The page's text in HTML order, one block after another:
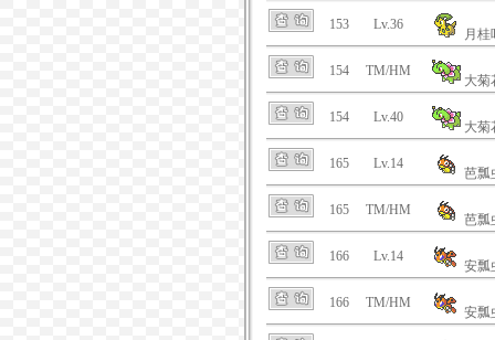
153 Lv.36
月桂
154 TM/HM
大菊
154 Lv.40
大菊
165 Lv.14
芭瓢
165 TM/HM
芭瓢
166 Lv.14
安瓢
166 TM/HM
安瓢